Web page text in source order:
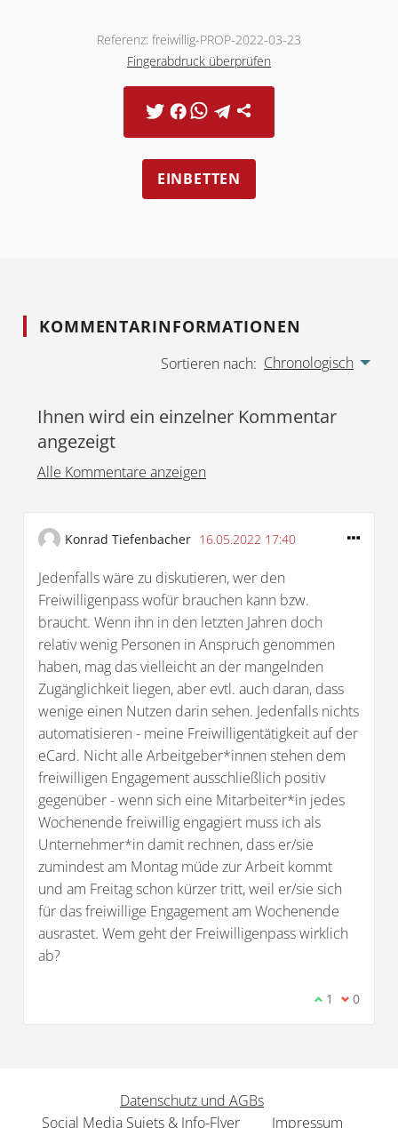
Referenz: freiwillig-PROP-2022-03-23
Fingerabdruck überprüfen
EINBETTEN
KOMMENTARINFORMATIONEN
Sortieren nach: Chronologisch
Ihnen wird ein einzelner Kommentar
angezeigt
Alle Kommentare anzeigen
Konrad Tiefenbacher 16.05.2022 17:40
Jedenfalls wäre zu diskutieren, wer den
Freiwilligenpass wofür brauchen kann bzw.
braucht. Wenn ihn in den letzten Jahren doch
relativ wenig Personen in Anspruch genommen
haben, mag das vielleicht an der mangelnden
Zugänglichkeit liegen, aber evtl. auch daran, dass
wenige einen Nutzen darin sehen. Jedenfalls nichts
automatisieren - meine Freiwilligentätigkeit auf der
eCard. Nicht alle Arbeitgeber*innen stehen dem
freiwilligen Engagement ausschließlich positiv
gegenüber - wenn sich eine Mitarbeiter*in jedes
Wochenende freiwillig engagiert muss ich als
Unternehmer*in damit rechnen, dass er/sie
zumindest am Montag müde zur Arbeit kommt
und am Freitag schon kürzer tritt, weil er/sie sich
für das freiwillige Engagement am Wochenende
ausrastet. Wem geht der Freiwilligenpass wirklich
ab?
Ich stimme
1 Ich bin
0
Datenschutz und AGBs
Social Media Sujets & Info-Flyer
Impressum